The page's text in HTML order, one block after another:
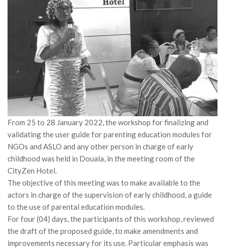
LANGUES
From 25 to 28 January 2022, the workshop for finalizing and
validating the user guide for parenting education modules for
NGOs and ASLO and any other person in charge of early
childhood was held in Douala, in the meeting room of the
CityZen Hotel.
The objective of this meeting was to make available to the
actors in charge of the supervision of early childhood, a guide
to the use of parental education modules.
For four (04) days, the participants of this workshop, reviewed
the draft of the proposed guide, to make amendments and
improvements necessary for its use. Particular emphasis was